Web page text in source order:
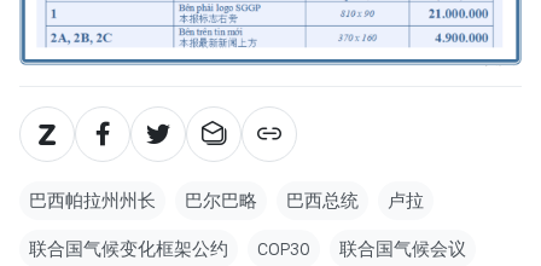
巴西帕拉州州长 巴尔巴略 巴西总统 卢拉
联合国气候变化框架公约 COP30 联合国气候会议